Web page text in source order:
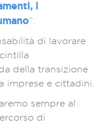
i
”.
di lavorare
della transizione
imprese e cittadini.
sempre al
di